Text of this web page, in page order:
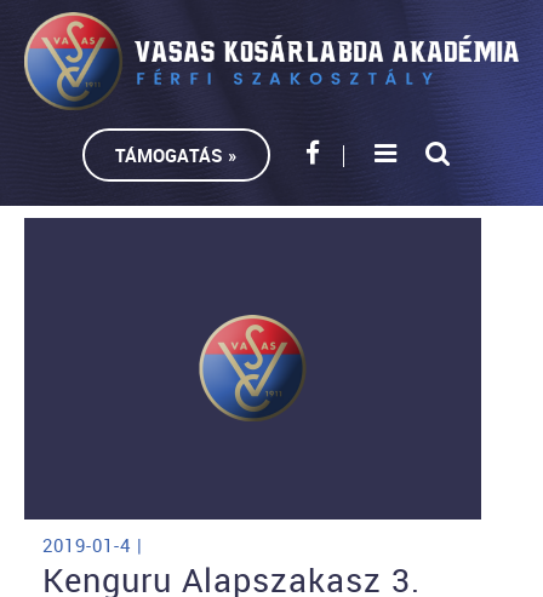
TÁMOGATÁS »
2019-01-4 |
Kenguru Alapszakasz 3.